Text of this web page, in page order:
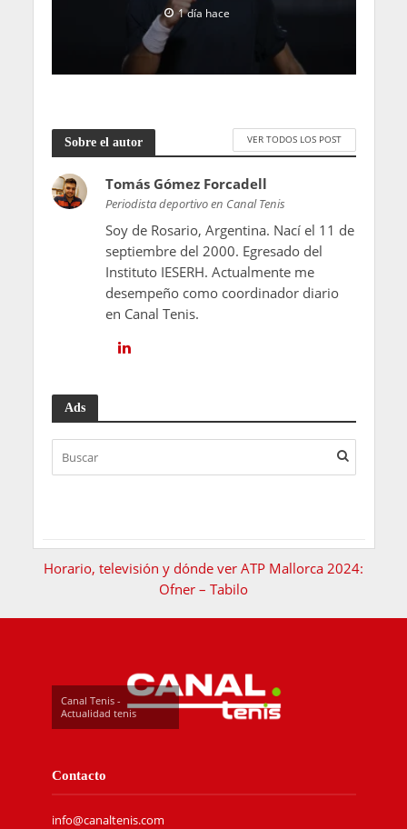
1 día hace
Sobre el autor VER TODOS LOS POST
Tomás Gómez Forcadell
Periodista deportivo en Canal Tenis
Soy de Rosario, Argentina. Nací el 11 de
septiembre del 2000. Egresado del
Instituto IESERH. Actualmente me
desempeño como coordinador diario
en Canal Tenis.
Ads
Horario, televisión y dónde ver ATP Mallorca 2024:
Ofner – Tabilo
Canal Tenis -
Actualidad tenis
Contacto
info@canaltenis.com